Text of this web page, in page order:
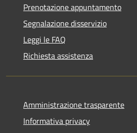
Prenotazione appuntamento
Segnalazione disservizio
Leggi le FAQ
Richiesta assistenza
Amministrazione trasparente
Informativa privacy